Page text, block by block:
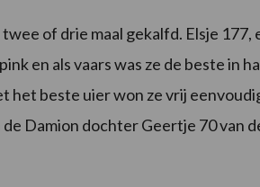
of drie maal gekalfd. Elsje 177,
en als vaars was ze de beste in
het beste uier won ze vrij
Damion dochter Geertje 70 van